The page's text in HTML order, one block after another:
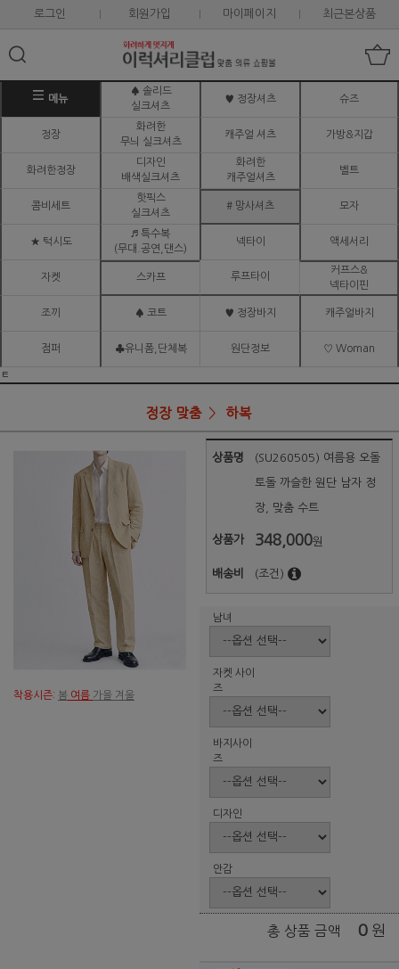
로그인 회원가입 마이페이지 최근본상품
메뉴
♠ 솔리드
실크셔츠
♥ 정장셔츠 슈즈
정장
화려한
무늬 실크셔츠
캐주얼 셔츠 가방&지갑
화려한정장
디자인
배색실크셔츠
화려한
캐주얼셔츠
벨트
콤비세트
핫픽스
실크셔츠
# 망사셔츠 모자
★ 턱시도
♬ 특수복
(무대.공연,댄스)
넥타이 액세서리
자켓 스카프 루프타이
커프스&
넥타이핀
조끼 ♠ 코트 ♥ 정장바지 캐주얼바지
점퍼 ♣유니폼,단체복 원단정보 ♡ Woman
ㅌ
정장 맞춤 하복
착용시즌: 봄 여름 가을 겨울
상품명 (SU260505) 여름용 오돌
토돌 까슬한 원단 남자 정
장, 맞춤 수트
상품가 348,000원
배송비 (조건)
남녀
자켓 사이
즈
바지사이
즈
디자인
안감
총 상품 금액 0 원